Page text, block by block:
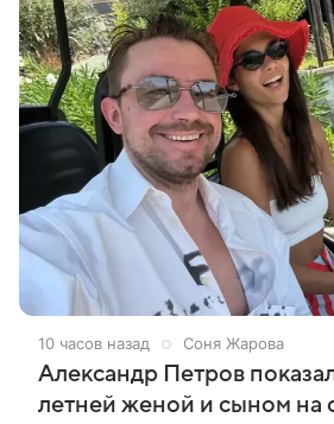
10 часов назад Соня Жарова
Александр Петров
летней женой и сыном на